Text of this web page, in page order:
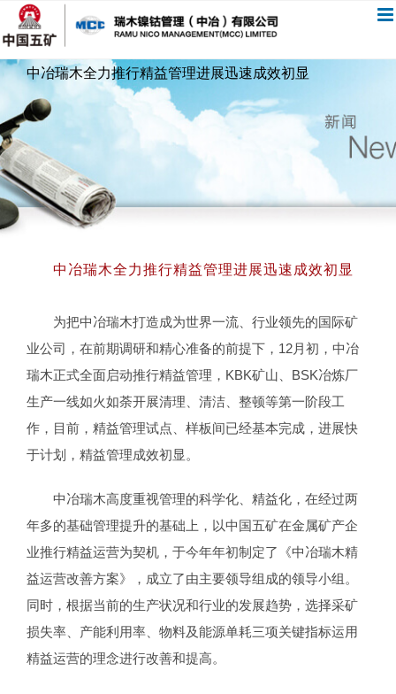
过
内
中冶瑞木全力推行精益管理进展迅速成效初显
中冶瑞木全力推行精益管理进展迅速成效初显
为把中冶瑞木打造成为世界一流、行业领先的国际矿
业公司，在前期调研和精心准备的前提下，12月初，中冶
瑞木正式全面启动推行精益管理，KBK矿山、BSK冶炼厂
生产一线如火如荼开展清理、清洁、整顿等第一阶段工
作，目前，精益管理试点、样板间已经基本完成，进展快
于计划，精益管理成效初显。
中冶瑞木高度重视管理的科学化、精益化，在经过两
年多的基础管理提升的基础上，以中国五矿在金属矿产企
业推行精益运营为契机，于今年年初制定了《中冶瑞木精
益运营改善方案》，成立了由主要领导组成的领导小组。
同时，根据当前的生产状况和行业的发展趋势，选择采矿
损失率、产能利用率、物料及能源单耗三项关键指标运用
精益运营的理念进行改善和提高。